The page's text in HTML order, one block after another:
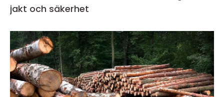
jakt och säkerhet